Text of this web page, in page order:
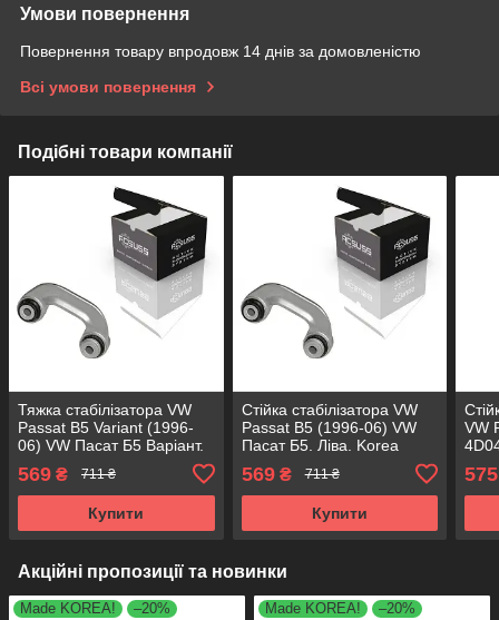
Умови повернення
Повернення товару впродовж 14 днів за домовленістю
Всі умови повернення
Подібні товари компанії
Тяжка стабілізатора VW
Passat B5 Variant (1996-
06) VW Пасат Б5 Варіант.
21554 01 , 8D0411317D
569 ₴ 711 ₴
Купити
Стійка стабілізатора VW
Passat B5 (1996-06) VW
Пасат Б5. Ліва. Korea
8D0411317D
569₴ 711 ₴
Купити
VW
575
Акційні пропозиції та новинки
Made KOREA!
–20%
Made KOREA!
–20%